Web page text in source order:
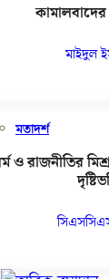
মাইদুল
মতাদর্শ
ও রাজনীতির